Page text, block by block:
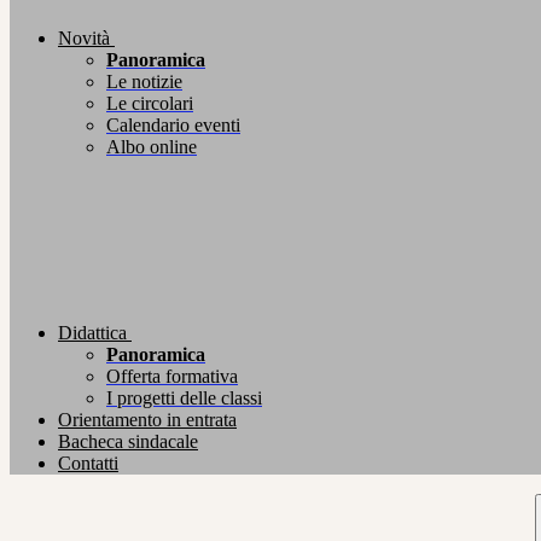
Novità
Panoramica
Le notizie
Le circolari
Calendario eventi
Albo online
Didattica
Panoramica
Offerta formativa
I progetti delle classi
Orientamento in entrata
Bacheca sindacale
Contatti